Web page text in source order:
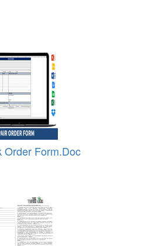
Order Form.Doc